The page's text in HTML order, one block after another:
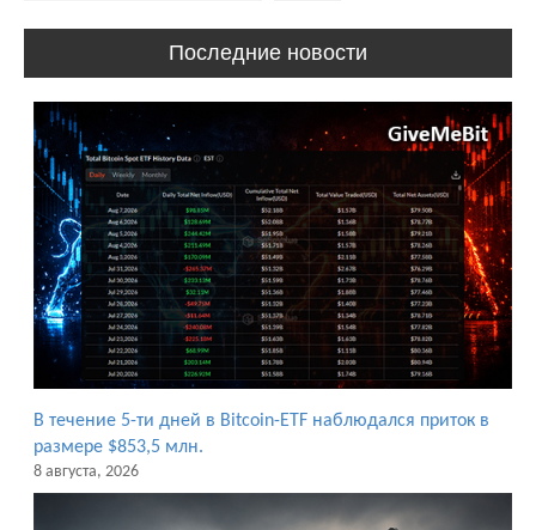
Последние новости
В течение 5-ти дней в Bitcoin-ETF наблюдался приток в
размере $853,5 млн.
8 августа, 2026